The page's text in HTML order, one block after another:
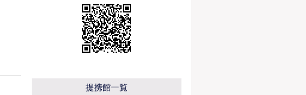
提携館一覧